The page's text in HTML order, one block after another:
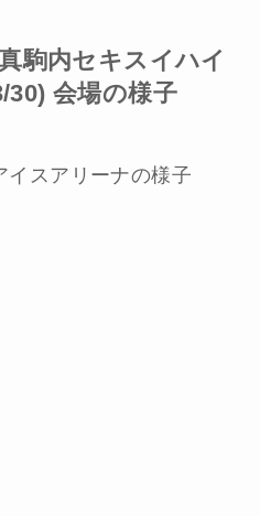
駒内セキスイハイ
会場の様子
イスアリーナの様子